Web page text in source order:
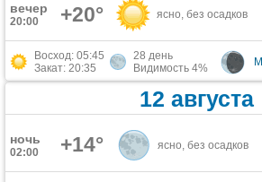
вечер
20:00 +20° ясно, без осадков
Восход: 05:45
Закат: 20:35
28 день
Видимость 4%
12 августа
ночь
02:00 +14° ясно, без осадков